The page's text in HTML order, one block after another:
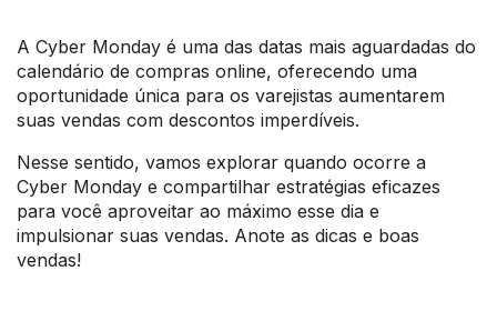
A Cyber Monday é uma das datas mais aguardadas do
calendário de compras online, oferecendo uma
oportunidade única para os varejistas aumentarem
suas vendas com descontos imperdíveis.
Nesse sentido, vamos explorar quando ocorre a
Cyber Monday e compartilhar estratégias eficazes
para você aproveitar ao máximo esse dia e
impulsionar suas vendas. Anote as dicas e boas
vendas!